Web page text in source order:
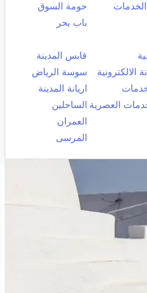
حومة السوق
باب بحر
قابس المدينة
سوسة الرياض
اريانة المدينة
العصرية الساحلين
العمران
المرسى